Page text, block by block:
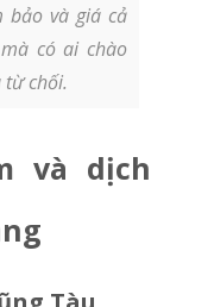
bảo và giá cả
có ai chào
chối.
và dịch